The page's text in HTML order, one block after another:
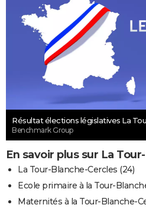
Résultat élections législatives La
Benchmark Group
En savoir plus sur La
La Tour-Blanche-Cercles (24)
Ecole primaire à la Tour-
Maternités à la Tour-Blanche-